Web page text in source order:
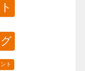
ト